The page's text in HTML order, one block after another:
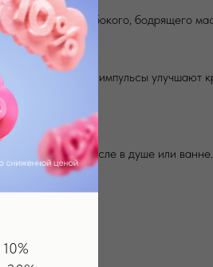
или более глубокого, бодрящего
Ритмичные импульсы улучшают
месте, в том числе в душе или ванне.